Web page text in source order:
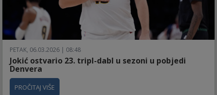
PETAK, 06.03.2026 | 08:48
Jokić ostvario 23. tripl-dabl u sezoni u pobjedi
Denvera
PROČITAJ VIŠE